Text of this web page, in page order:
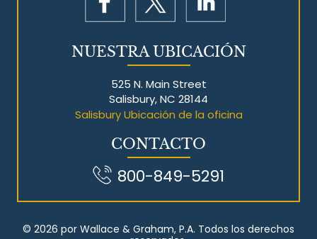
NUESTRA UBICACIÓN
525 N. Main Street
Salisbury, NC 28144
Salisbury Ubicación de la oficina
CONTACTO
800-849-5291
© 2026 por Wallace & Graham, P.A. Todos los derechos